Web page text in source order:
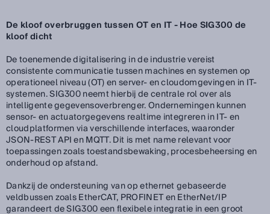
De kloof overbruggen tussen OT en IT - Hoe SIG300 de
kloof dicht
De toenemende digitalisering in de industrie vereist
consistente communicatie tussen machines en systemen op
operationeel niveau (OT) en server- en cloudomgevingen in IT-
systemen. SIG300 neemt hierbij de centrale rol over als
intelligente gegevensoverbrenger. Ondernemingen kunnen
sensor- en actuatorgegevens realtime integreren in IT- en
cloudplatformen via verschillende interfaces, waaronder
JSON-REST API en MQTT. Dit is met name relevant voor
toepassingen zoals toestandsbewaking, procesbeheersing en
onderhoud op afstand.
Dankzij de ondersteuning van op ethernet gebaseerde
veldbussen zoals EtherCAT, PROFINET en EtherNet/IP
garandeert de SIG300 een flexibele integratie in een groot